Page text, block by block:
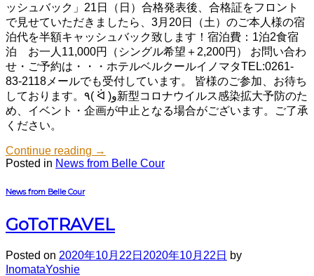
ッシュバック」21日（日）合格発表後、合格証をフロント
で見せていただきましたら、3月20日（土）のご本人様の宿
泊代を半額キャッシュバック致します！宿泊費：1泊2食宿
泊 お一人11,000円（シングル希望＋2,200円） お問い合わ
せ・ご予約は・・・ホテルベルクールイノマタTEL:0261-
83-2118メールでも受付しています。 皆様のご参加、お待ち
しております。٩( ᐛ )و新型コロナウイルス感染拡大予防のた
め、イベント・企画が中止となる場合がございます。ご了承
ください。
Continue reading →
Posted in News from Belle Cour
News from Belle Cour
GoToTRAVEL
Posted on 2020年10月22日 2020年10月22日 by
InomataYoshie